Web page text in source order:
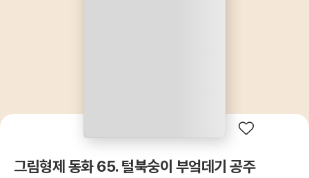
그림형제 동화 65. 털북숭이 부엌데기 공주